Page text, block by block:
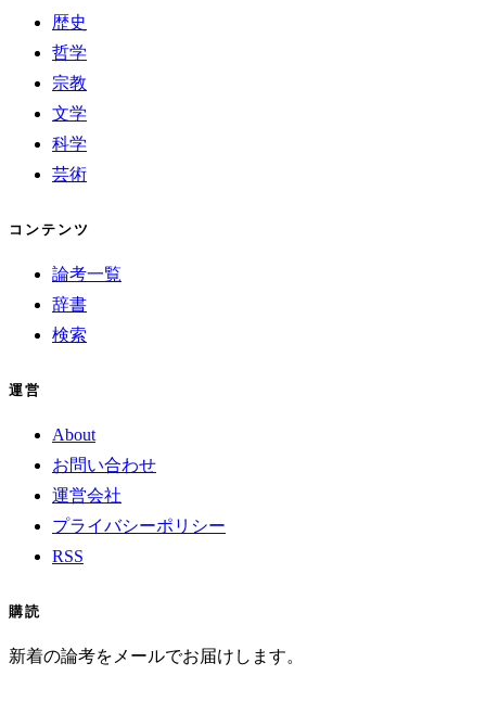
歴史
哲学
宗教
文学
科学
芸術
コンテンツ
論考一覧
辞書
検索
運営
About
お問い合わせ
運営会社
プライバシーポリシー
RSS
購読
新着の論考をメールでお届けします。